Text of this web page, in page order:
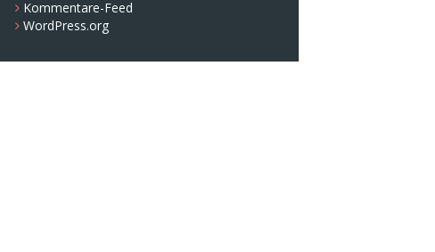
Kommentare-Feed
WordPress.org